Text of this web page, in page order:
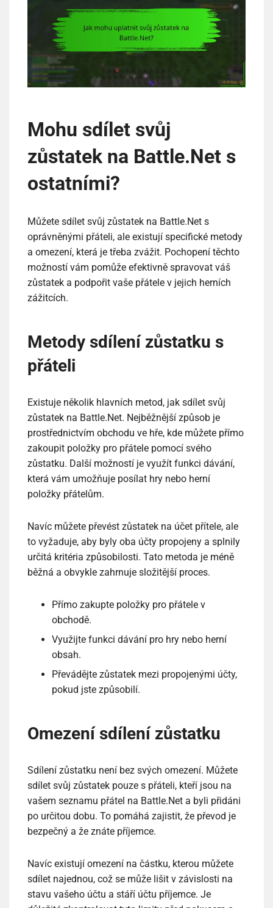
Mohu sdílet svůj
zůstatek na Battle.Net s
ostatními?
Můžete sdílet svůj zůstatek na Battle.Net s
oprávněnými přáteli, ale existují specifické metody
a omezení, která je třeba zvážit. Pochopení těchto
možností vám pomůže efektivně spravovat váš
zůstatek a podpořit vaše přátele v jejich herních
zážitcích.
Metody sdílení zůstatku s
přáteli
Existuje několik hlavních metod, jak sdílet svůj
zůstatek na Battle.Net. Nejběžnější způsob je
prostřednictvím obchodu ve hře, kde můžete přímo
zakoupit položky pro přátele pomocí svého
zůstatku. Další možností je využít funkci dávání,
která vám umožňuje posílat hry nebo herní
položky přátelům.
Navíc můžete převést zůstatek na účet přítele, ale
to vyžaduje, aby byly oba účty propojeny a splnily
určitá kritéria způsobilosti. Tato metoda je méně
běžná a obvykle zahrnuje složitější proces.
Přímo zakupte položky pro přátele v
obchodě.
Využijte funkci dávání pro hry nebo herní
obsah.
Převádějte zůstatek mezi propojenými účty,
pokud jste způsobilí.
Omezení sdílení zůstatku
Sdílení zůstatku není bez svých omezení. Můžete
sdílet svůj zůstatek pouze s přáteli, kteří jsou na
vašem seznamu přátel na Battle.Net a byli přidáni
po určitou dobu. To pomáhá zajistit, že převod je
bezpečný a že znáte příjemce.
Navíc existují omezení na částku, kterou můžete
sdílet najednou, což se může lišit v závislosti na
stavu vašeho účtu a stáří účtu příjemce. Je